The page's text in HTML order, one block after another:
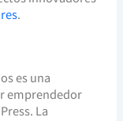
.
es una
emprendedor
La